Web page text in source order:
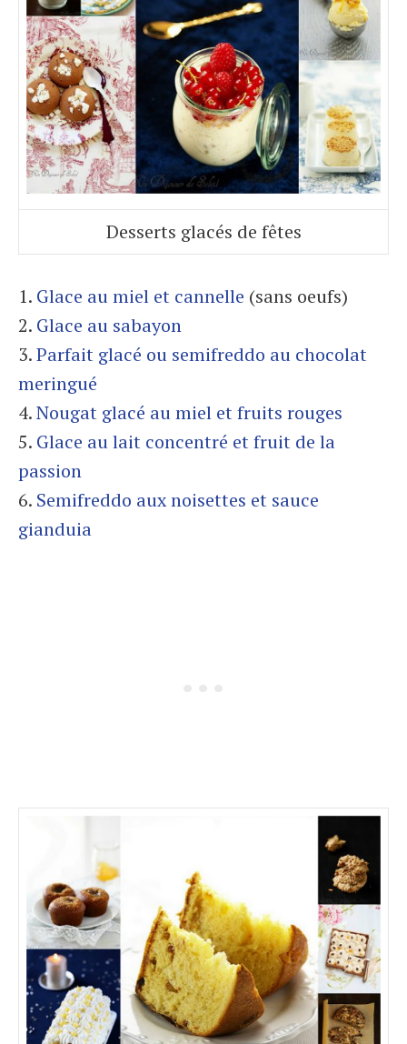
Desserts glacés de fêtes
1. Glace au miel et cannelle (sans oeufs)
2. Glace au sabayon
3.Parfait glacé ou semifreddo au chocolat
meringué
4.Nougat glacé au miel et fruits rouges
5. Glace au lait concentré et fruit de la
passion
6. Semifreddo aux noisettes et sauce
gianduia